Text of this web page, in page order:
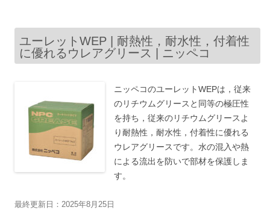
ユーレットWEP | 耐熱性，耐水性，付着性
に優れるウレアグリース | ニッペコ
ニッペコのユーレットWEPは，従来
のリチウムグリースと同等の極圧性
を持ち，従来のリチウムグリースよ
り耐熱性，耐水性，付着性に優れる
ウレアグリースです。水の混入や熱
による流出を防いで部材を保護しま
す。
最終更新日：2025年8月25日